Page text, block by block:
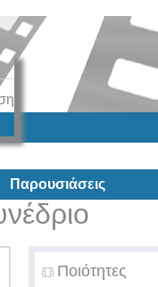
Παρουσιάσεις
Ποιότητες